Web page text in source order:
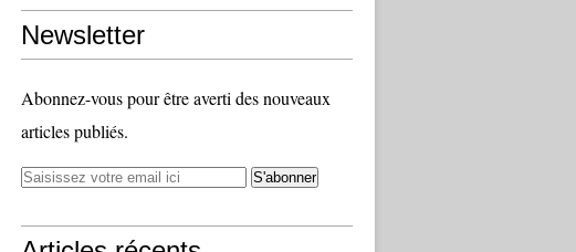
Newsletter
Abonnez-vous pour être averti des nouveaux
articles publiés.